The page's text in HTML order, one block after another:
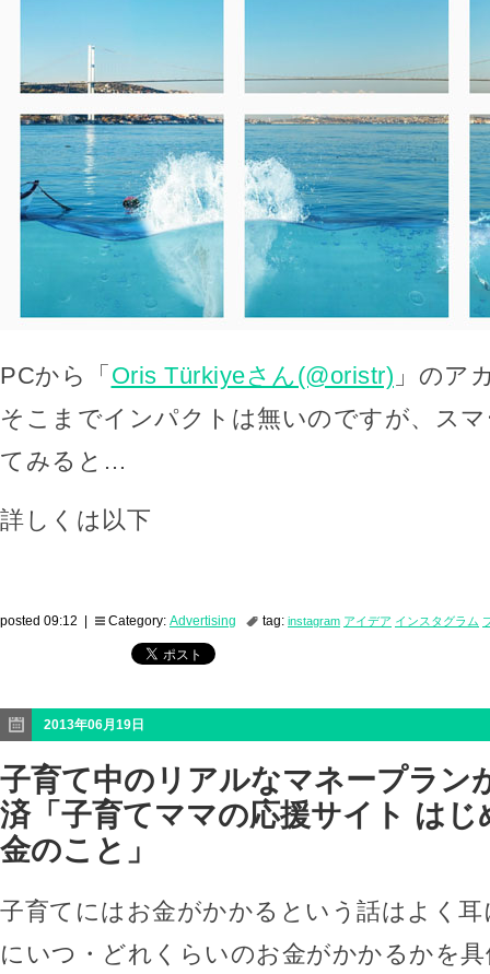
PCから「 Oris Türkiyeさん(@oristr) 」のア
そこまでインパクトは無いのですが、ス
てみると…
詳しくは以下
posted 09:12 | Category: Advertising tag: instagram アイデア インスタグラム
2013年06月19日
子育て中のリアルなマネープラン
済「子育てママの応援サイト は
金のこと」
子育てにはお金がかかるという話はよく
にいつ・どれくらいのお金がかかるかを